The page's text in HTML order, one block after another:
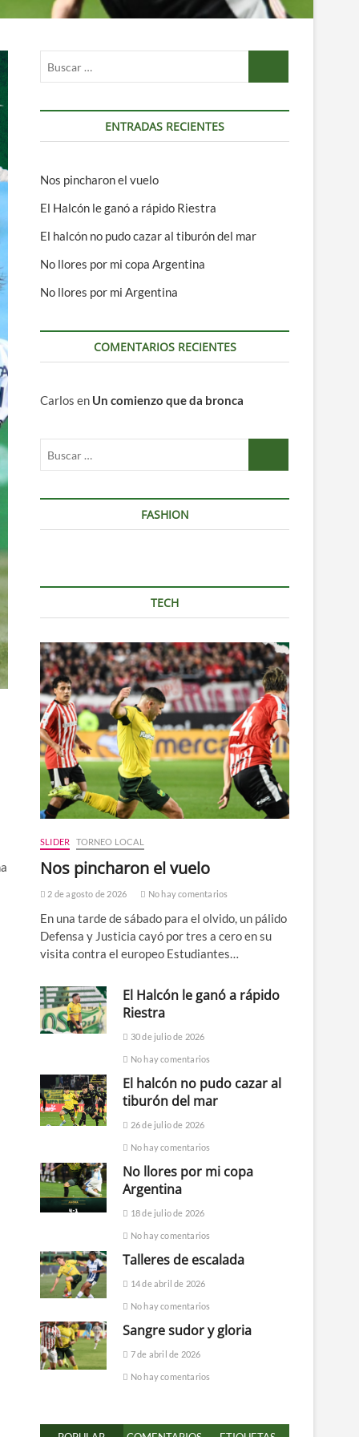
ENTRADAS RECIENTES
Nos pincharon el vuelo
El Halcón le ganó a rápido Riestra
El halcón no pudo cazar al tiburón del mar
No llores por mi copa Argentina
No llores por mi Argentina
COMENTARIOS RECIENTES
Carlos en Un comienzo que da bronca
FASHION
TECH
SLIDER TORNEO LOCAL
Nos pincharon el vuelo
2 de agosto de 2026 No hay comentarios
En una tarde de sábado para el olvido, un pálido
Defensa y Justicia cayó por tres a cero en su
visita contra el europeo Estudiantes…
El Halcón le ganó a rápido
Riestra
30 de julio de 2026
No hay comentarios
El halcón no pudo cazar al
tiburón del mar
26 de julio de 2026
No hay comentarios
No llores por mi copa
Argentina
18 de julio de 2026
No hay comentarios
Talleres de escalada
14 de abril de 2026
No hay comentarios
Sangre sudor y gloria
7 de abril de 2026
No hay comentarios